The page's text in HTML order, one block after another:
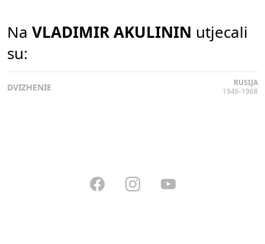
Na VLADIMIR AKULININ utjecali
su:
DVIZHENIE
RUSIJA
1946-1968